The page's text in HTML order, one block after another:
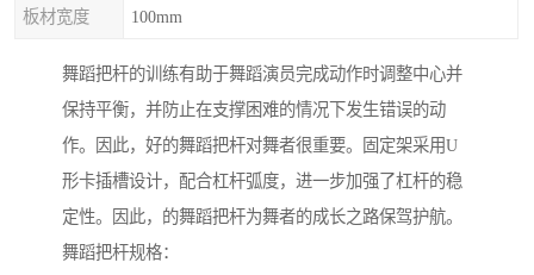
板材宽度 100mm
舞蹈把杆的训练有助于舞蹈演员完成动作时调整中心并
保持平衡，并防止在支撑困难的情况下发生错误的动
作。因此，好的舞蹈把杆对舞者很重要。固定架采用U
形卡插槽设计，配合杠杆弧度，进一步加强了杠杆的稳
定性。因此，的舞蹈把杆为舞者的成长之路保驾护航。
舞蹈把杆规格：